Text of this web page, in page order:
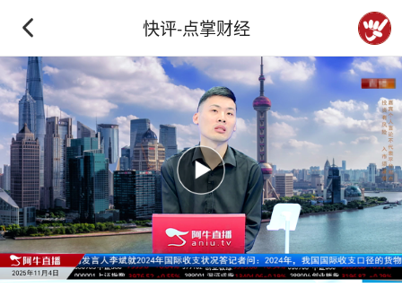
快评-点掌财经